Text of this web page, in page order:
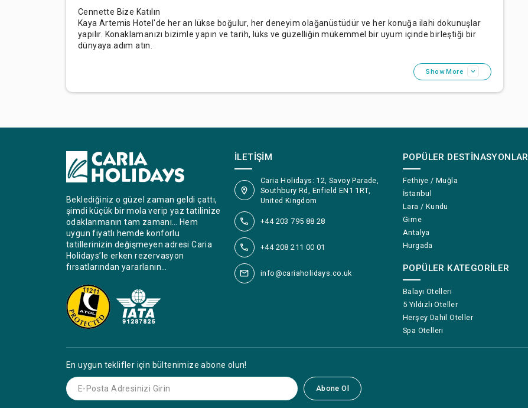
Cennette Bize Katılın
Kaya Artemis Hotel'de her an lükse boğulur, her deneyim olağanüstüdür ve her konuğa ilahi dokunuşlar
yapılır. Konaklamanızı bizimle yapın ve tarih, lüks ve güzelliğin mükemmel bir uyum içinde birleştiği bir
dünyaya adım atın.
Show More
Beklediğiniz o güzel zaman geldi çattı,
şimdi küçük bir mola verip yaz tatilinize
odaklanmanın tam zamanı… Hem
uygun fiyatlı hemde konforlu
tatillerinizin değişmeyen adresi Caria
Holidays’le erken rezervasyon
fırsatlarından yararlanın…
İLETIŞIM
Caria Holidays: 12, Savoy Parade,
Southbury Rd, Enfield EN1 1RT,
United Kingdom
+44 203 795 88 28
+44 208 211 00 01
info@cariaholidays.co.uk
POPÜLER DESTINASYONLAR
Fethiye / Muğla
İstanbul
Lara / Kundu
Girne
Antalya
Hurgada
POPÜLER KATEGORILER
Balayı Otelleri
5 Yıldızlı Oteller
Herşey Dahil Oteller
Spa Otelleri
En uygun teklifler için bültenimize abone olun!
Abone Ol